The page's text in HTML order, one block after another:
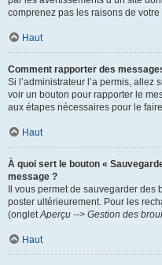
comprenez pas les raisons de
Haut
Comment rapporter des
Si l’administrateur l’a permis,
voir un bouton pour rapporter le
aux étapes nécessaires pour le
Haut
À quoi sert le bouton «
message ?
Il vous permet de sauvegarder
poster ultérieurement. Pour les
(ongletAperçu --> Gestion des
Haut